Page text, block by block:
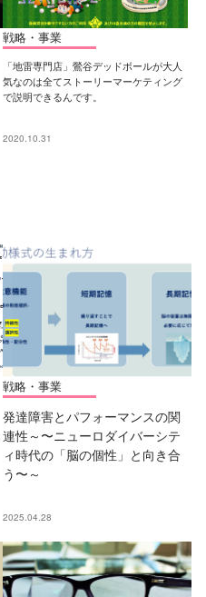
戦略・事業
「地雷専門店」鶯谷デッドボールが大人
気なのは全てストーリーマーケティング
で説明できるんです。
2020.10.31
戦略・事業
発達障害とパフォーマンスの関
連性～〜ニューロダイバーシテ
ィ時代の「脳の個性」と向き合
う〜～
2025.04.28